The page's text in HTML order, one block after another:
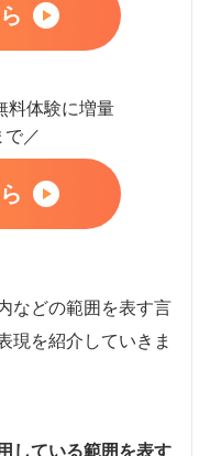
料体験に増量
／
などの範囲を表す言
現を紹介していきま
している範囲を表す